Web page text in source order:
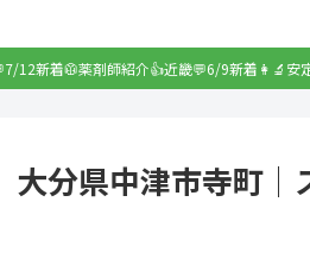
12新着🥼薬剤師紹介👍近畿💬6/9新着👩‍🔬安
大分県中津市寺町│